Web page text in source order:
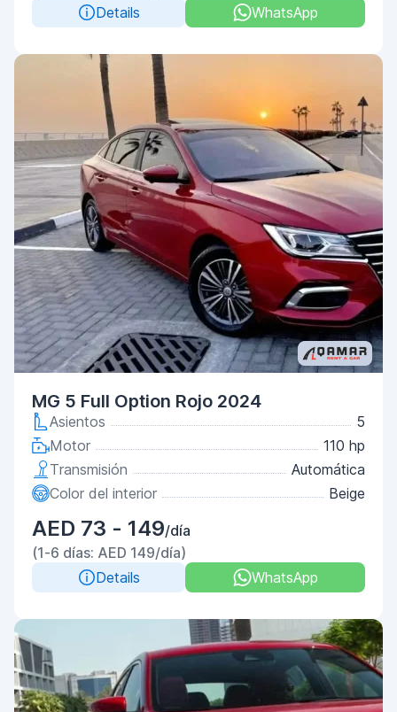
Details
WhatsApp
MG 5 Full Option Rojo 2024
Asientos
5
Motor
110 hp
Transmisión
Automática
Color del interior
Beige
AED 73 - 149/día
(1-6 días: AED 149/día)
Details
WhatsApp